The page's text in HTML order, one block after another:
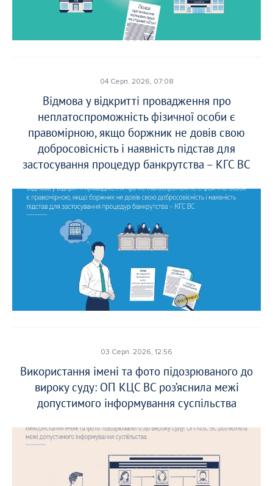
04 Серп. 2026, 07:08
Відмова у відкритті провадження про
неплатоспроможність фізичної особи є
правомірною, якщо боржник не довів свою
добросовісність і наявність підстав для
застосування процедур банкрутства – КГС ВС
03 Серп. 2026, 12:56
Використання імені та фото підозрюваного до
вироку суду: ОП КЦС ВС роз’яснила межі
допустимого інформування суспільства